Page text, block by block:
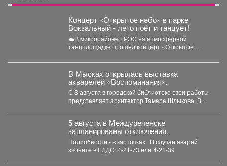
Концерт «Открытое небо» в парке
Вокзальный - лето поёт и танцует!
☁️В микрорайоне ГРЭС на атмосферной
танцплощадке прошёл концерт «Открытое
В Мысках открылась выставка
акварелей «Воспоминания».
С 3 августа в городской библиотеке свои работы
представляет архитектор Тамара Шлыкова. В
5 августа в Междуреченске
запланированы отключения.
Подробности - в карточках. ️ В случае аварий
звоните в ЕДДС: 4-21-73 или 4-21-39